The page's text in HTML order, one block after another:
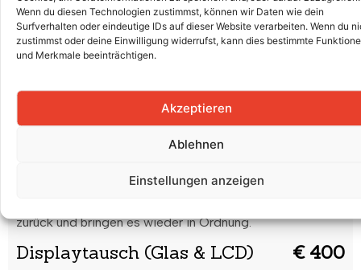
Wenn du diesen Technologien zustimmst, können wir Daten wie dein
Surfverhalten oder eindeutige IDs auf dieser Website verarbeiten. Wenn du
zustimmst oder deine Einwilligung widerrufst, kann dies bestimmte
und Merkmale beeinträchtigen.
Akzeptieren
Ablehnen
Einstellungen anzeigen
Wir prüfen dein Smartphone auf Fehler und finden die
Ursache. Danach erhältst du eine Reparaturempfehlung.
Wasserschaden € 45
reinigen es gründlich und prüfen, ob eine Reparatur nötig
Du hast deinen Entsperrcode vergessen oder dein
zurück und bringen es wieder in Ordnung.
Displaytausch (Glas & LCD) € 400